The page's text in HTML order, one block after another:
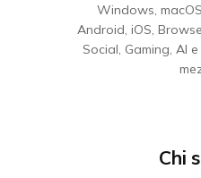
Windows,
Android, iOS,
Social, Gaming, AI
Chi